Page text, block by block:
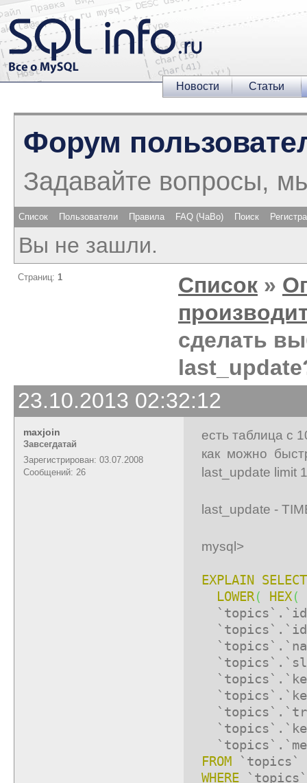
Новости Статьи
Форум
Задавайте вопросы,
Список Пользователи Правила FAQ (ЧаВо) Поиск
Вы не зашли.
Страниц: 1 Список »
сделать
23.10.2013 02:32:12
maxjoin
Завсегдатай
Зарегистрирован: 03.07.2008
Сообщений: 26
есть таблица с
как можно
last_update limit
last_update -
mysql>
EXPLAIN SELECT
LOWER( HEX(
FROM `topics`
WHERE